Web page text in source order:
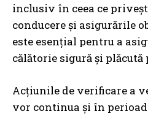
inclusiv în ceea ce
conducere și asigurările
este esențial pentru a
călătorie sigură și
Acțiunile de verificare a
vor continua și în